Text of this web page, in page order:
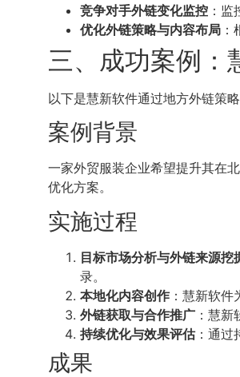
竞争对手外链变化监控 ：
优化外链策略与内容布局
三、成功案例：
以下是慧新软件通过地方外链策
案例背景
一家外贸服装企业希望提升其在
优化方案。
实施过程
目标市场分析与外链来源挖
录。
本地化内容创作 ：慧新软
外链获取与合作推广 ：慧
持续优化与效果评估：通过
成果